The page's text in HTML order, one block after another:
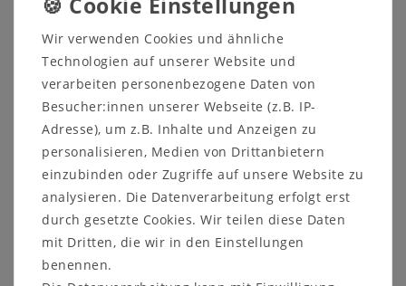
Säulentisch Z30
220x110cm
Baumkante rustikales
offene Risse
Massivholz geölt
schwarzgrau
3.579,00 €
Artikel anzeigen
Säulentisch Z30
240x110cm Holz offen
Baumkante rustikales
Massivholz geölt
schwarzgrau
3.696,00 €
Wir verwenden Cookies und ähnliche
Technologien auf unserer Website und
verarbeiten personenbezogene Daten von
Besucher:innen unserer Webseite (z.B. IP-
Adresse), um z.B. Inhalte und Anzeigen zu
personalisieren, Medien von Drittanbietern
einzubinden oder Zugriffe auf unsere Website zu
analysieren. Die Datenverarbeitung erfolgt erst
durch gesetzte Cookies. Wir teilen diese Daten
mit Dritten, die wir in den Einstellungen
benennen.